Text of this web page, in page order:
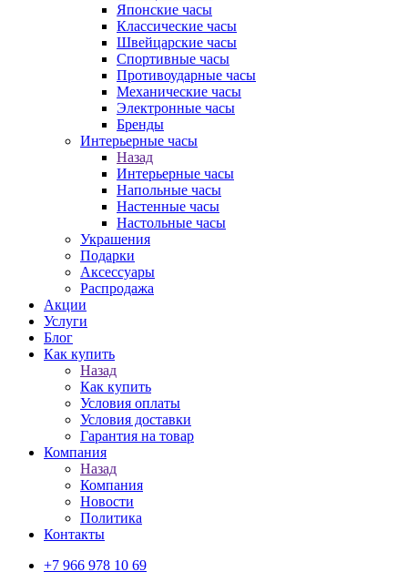
Японские часы
Классические часы
Швейцарские часы
Спортивные часы
Противоударные часы
Механические часы
Электронные часы
Бренды
Интерьерные часы
Назад
Интерьерные часы
Напольные часы
Настенные часы
Настольные часы
Украшения
Подарки
Аксессуары
Распродажа
Акции
Услуги
Блог
Как купить
Назад
Как купить
Условия оплаты
Условия доставки
Гарантия на товар
Компания
Назад
Компания
Новости
Политика
Контакты
+7 966 978 10 69